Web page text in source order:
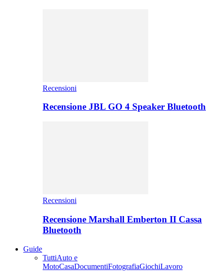
Recensioni
Recensione JBL GO 4 Speaker Bluetooth
Recensioni
Recensione Marshall Emberton II Cassa
Bluetooth
Guide
TuttiAuto e
MotoCasaDocumentiFotografiaGiochiLavoro